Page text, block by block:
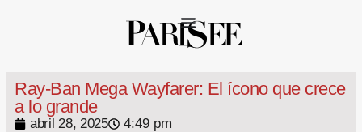
Ray-Ban Mega Wayfarer: El ícono que crece
a lo grande
abril 28, 2025 4:49 pm